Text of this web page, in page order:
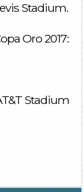
Stadium.
Oro 2017:
Stadium